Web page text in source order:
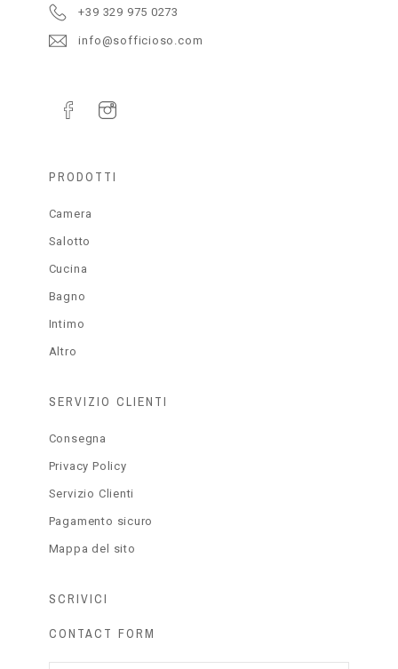
+39 329 975 0273
info@sofficioso.com
PRODOTTI
Camera
Salotto
Cucina
Bagno
Intimo
Altro
SERVIZIO CLIENTI
Consegna
Privacy Policy
Servizio Clienti
Pagamento sicuro
Mappa del sito
SCRIVICI
CONTACT FORM